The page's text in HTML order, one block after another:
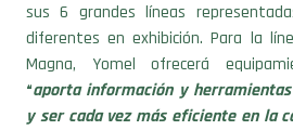
sus 6 grandes líneas
diferentes en exhibición. Para la
Magna, Yomel ofrecerá
“aporta información y
y ser cada vez más eficiente en la